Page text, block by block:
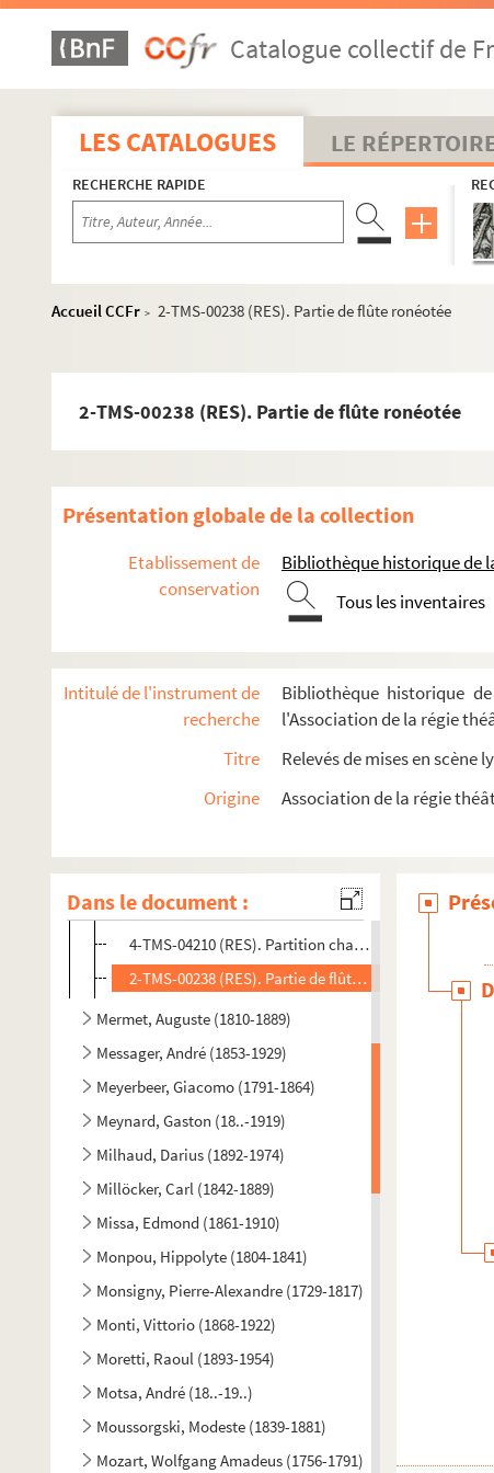
Catalogue collectif de
LES CATALOGUES LE
RECHERCHE RAPIDE
Accueil CCFr > 2-TMS-00238 (RES). Partie de flûte ronéotée
2-TMS-00238 (RES). Partie de flûte ronéotée
Présentation globale de la collection
Etablissement de
conservation
Bibliothèque historique de
Tous les inventaires
Intitulé de l'instrument de
recherche
Bibliothèque historique
l'Association de la régie
Titre
Relevés de mises en scène
Origine
Association de la régie
Dans le document :
Maillart, Louis-Aimé (1817-1871)
Maingueneau, Louis (1884-1950)
Marty, Georges (1860-1908)
Mascagni, Pietro (1863-1945)
Massa, André Philippe Alfred Regnier duc de (1837-1913)
Massé, Victor (1822-1884)
Massenet, Jules (1842-1912)
Mathé, Édouard (1863-1936)
Mauprey, André (1881-1939)
Mauzin, Louis (18..-1935)
Mazellier, Jules (1879-1959)
Méhul, Étienne-Nicolas (1763-1817)
Mercier, Adalbert (1877-1913)
René Mercier. Déshabillez-vous ! : opérette en 3 actes.
4-TMS-04209 (RES). Livret de mise en scène imprimé
4-TMS-04210 (RES). Partition chant et piano imprimée
2-TMS-00238 (RES). Partie de flûte ronéotée
Mermet, Auguste (1810-1889)
Messager, André (1853-1929)
Meyerbeer, Giacomo (1791-1864)
Meynard, Gaston (18..-1919)
Milhaud, Darius (1892-1974)
Millöcker, Carl (1842-1889)
Missa, Edmond (1861-1910)
Monpou, Hippolyte (1804-1841)
Monsigny, Pierre-Alexandre (1729-1817)
Monti, Vittorio (1868-1922)
Moretti, Raoul (1893-1954)
Motsa, André (18..-19..)
Moussorgski, Modeste (1839-1881)
Mozart, Wolfgang Amadeus (1756-1791)